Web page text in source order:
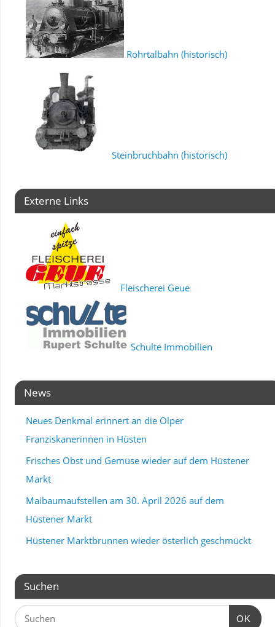
Röhrtalbahn (historisch)
Steinbruchbahn (historisch)
Externe Links
Fleischerei Geue
Schulte Immobilien
News
Neues Denkmal erinnert an die Olper
Franziskanerinnen in Hüsten
Frisches Obst und Gemüse wieder auf dem Hüstener
Markt
Maibaumaufstellen am 30. April 2026 auf dem
Hüstener Markt
Hüstener Marktbrunnen wieder österlich geschmückt
Suchen
OK